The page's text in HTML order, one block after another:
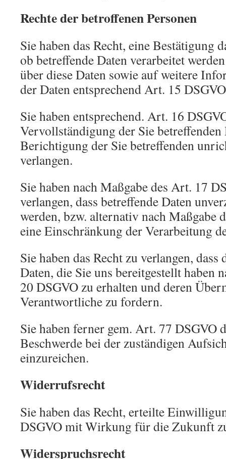
Rechte der betroffenen Personen
Sie haben das Recht, eine Bestätigung
ob betreffende Daten verarbeitet
über diese Daten sowie auf weitere
der Daten entsprechend Art. 15
Sie haben entsprechend. Art. 16
Vervollständigung der Sie betreffenden
Berichtigung der Sie betreffenden
verlangen.
Sie haben nach Maßgabe des Art. 17
verlangen, dass betreffende Daten
werden, bzw. alternativ nach Maßgabe
eine Einschränkung der Verarbeitung
Sie haben das Recht zu verlangen,
Daten, die Sie uns bereitgestellt haben
20 DSGVO zu erhalten und deren
Verantwortliche zu fordern.
Sie haben ferner gem. Art. 77 DSGVO
Beschwerde bei der zuständigen
einzureichen.
Widerrufsrecht
Sie haben das Recht, erteilte
DSGVO mit Wirkung für die Zukunft
Widerspruchsrecht